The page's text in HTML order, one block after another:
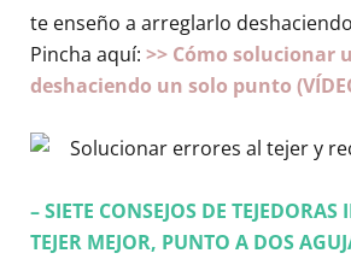
te enseño a arreglarlo
Pincha aquí: >> Cómo solucionar
deshaciendo un solo punto
– SIETE CONSEJOS DE TEJEDORAS
TEJER MEJOR, PUNTO A DOS